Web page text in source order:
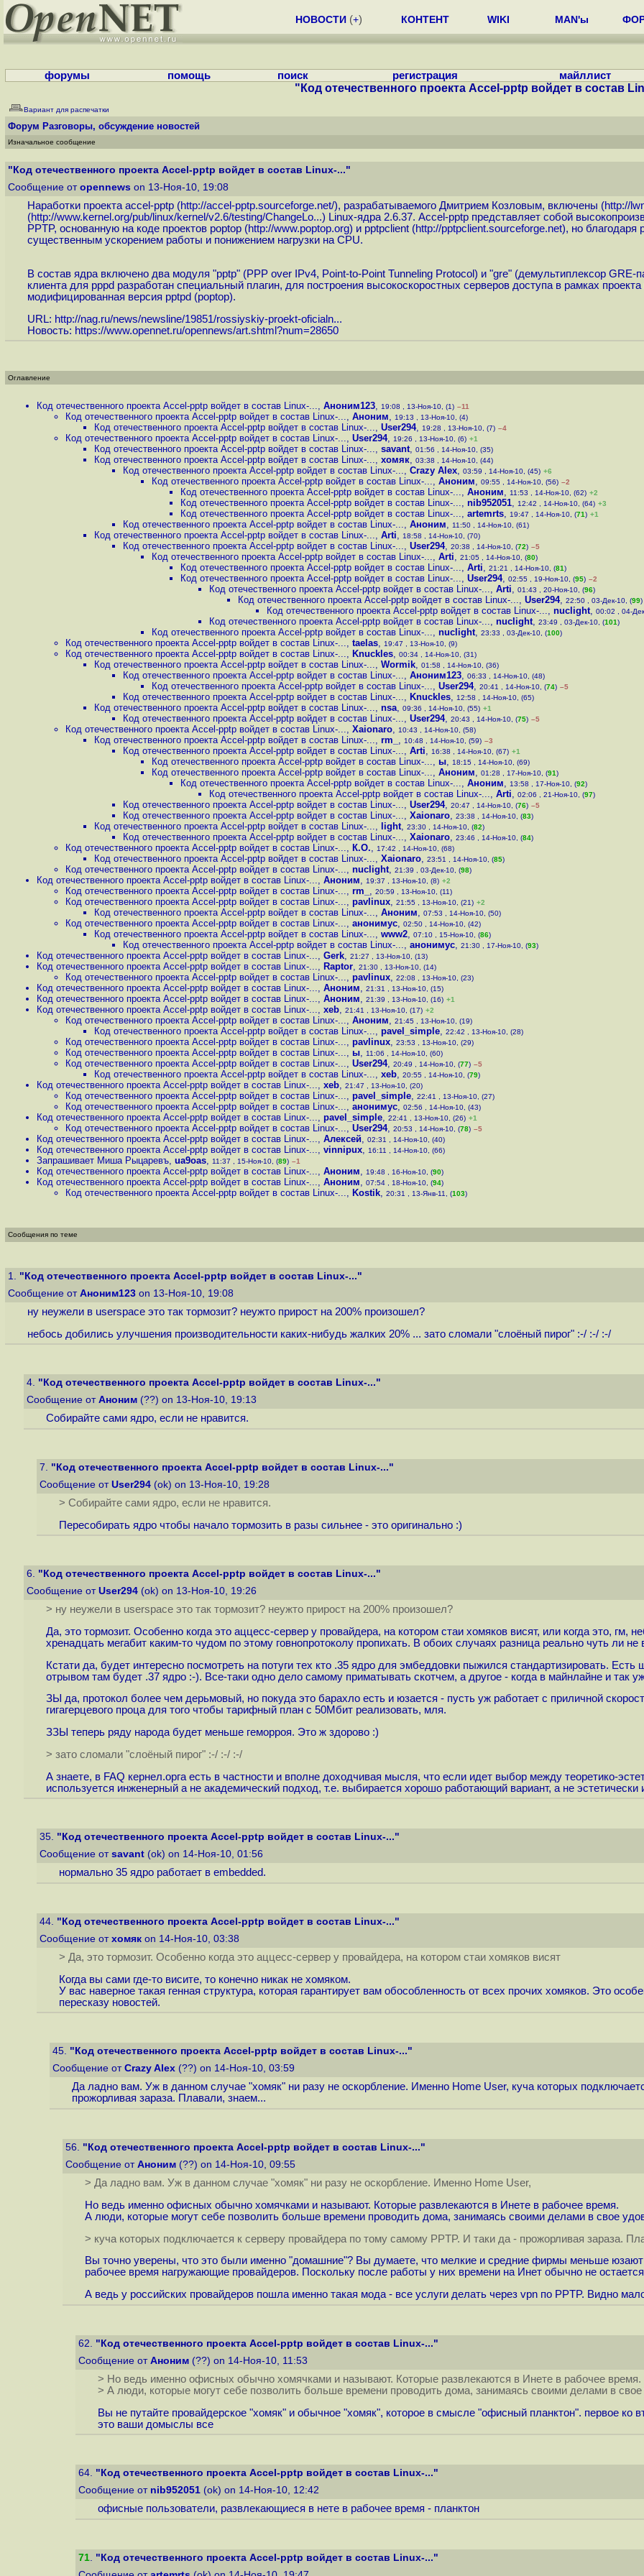
НОВОСТИ (+) КОНТЕНТ WIKI MAN'ы
форумы помощь поиск регистрация майллист
"Код отечественного проекта Accel-pptp войдет в состав
Вариант для распечатки
Форум Разговоры, обсуждение новостей
Изначальное сообщение
"Код отечественного проекта Accel-pptp войдет в состав Linux-..."
Сообщение от opennews on 13-Ноя-10, 19:08
Наработки проекта accel-pptp (http://accel-pptp.sourceforge.net/), разрабатываемого Дмитрием Козловым, включены (http://
(http://www.kernel.org/pub/linux/kernel/v2.6/testing/ChangeLo...) Linux-ядра 2.6.37. Accel-pptp представляет собой
PPTP, основанную на коде проектов poptop (http://www.poptop.org) и pptpclient (http://pptpclient.sourceforge.net), но благодаря
существенным ускорением работы и понижением нагрузки на CPU.
В состав ядра включено два модуля "pptp" (PPP over IPv4, Point-to-Point Tunneling Protocol) и "gre" (демультиплексор
клиента для pppd разработан специальный плагин, для построения высокоскоростных серверов доступа в рамках проекта
модифицированная версия pptpd (poptop).
URL: http://nag.ru/news/newsline/19851/rossiyskiy-proekt-oficialn...
Новость: https://www.opennet.ru/opennews/art.shtml?num=28650
Оглавление
Код отечественного проекта Accel-pptp войдет в состав Linux-..., Аноним123, 19:08 , 13-Ноя-10, (1) –11
Код отечественного проекта Accel-pptp войдет в состав Linux-..., Аноним, 19:13 , 13-Ноя-10, (4)
Код отечественного проекта Accel-pptp войдет в состав Linux-..., User294, 19:28 , 13-Ноя-10, (7) –4
Код отечественного проекта Accel-pptp войдет в состав Linux-..., User294, 19:26 , 13-Ноя-10, (6) +1
Код отечественного проекта Accel-pptp войдет в состав Linux-..., savant, 01:56 , 14-Ноя-10, (35)
Код отечественного проекта Accel-pptp войдет в состав Linux-..., хомяк, 03:38 , 14-Ноя-10, (44)
Код отечественного проекта Accel-pptp войдет в состав Linux-..., Crazy Alex, 03:59 , 14-Ноя-10, (45) +6
Код отечественного проекта Accel-pptp войдет в состав Linux-..., Аноним, 09:55 , 14-Ноя-10, (56) –2
Код отечественного проекта Accel-pptp войдет в состав Linux-..., Аноним, 11:53 , 14-Ноя-10, (62) +2
Код отечественного проекта Accel-pptp войдет в состав Linux-..., nib952051, 12:42 , 14-Ноя-10, (64) +3
Код отечественного проекта Accel-pptp войдет в состав Linux-..., artemrts, 19:47 , 14-Ноя-10, (71) +1
Код отечественного проекта Accel-pptp войдет в состав Linux-..., Аноним, 11:50 , 14-Ноя-10, (61)
Код отечественного проекта Accel-pptp войдет в состав Linux-..., Arti, 18:58 , 14-Ноя-10, (70)
Код отечественного проекта Accel-pptp войдет в состав Linux-..., User294, 20:38 , 14-Ноя-10, (72) –5
Код отечественного проекта Accel-pptp войдет в состав Linux-..., Arti, 21:05 , 14-Ноя-10, (80)
Код отечественного проекта Accel-pptp войдет в состав Linux-..., Arti, 21:21 , 14-Ноя-10, (81)
Код отечественного проекта Accel-pptp войдет в состав Linux-..., User294, 02:55 , 19-Ноя-10, (95) –2
Код отечественного проекта Accel-pptp войдет в состав Linux-..., Arti, 01:43 , 20-Ноя-10, (96)
Код отечественного проекта Accel-pptp войдет в состав Linux-..., User294, 22:50 , 03-Дек-10, (99)
Код отечественного проекта Accel-pptp войдет в состав Linux-..., nuclight, 00:02 , 04-
Код отечественного проекта Accel-pptp войдет в состав Linux-..., nuclight, 23:49 , 03-Дек-10, (101)
Код отечественного проекта Accel-pptp войдет в состав Linux-..., nuclight, 23:33 , 03-Дек-10, (100)
Код отечественного проекта Accel-pptp войдет в состав Linux-..., taelas, 19:47 , 13-Ноя-10, (9)
Код отечественного проекта Accel-pptp войдет в состав Linux-..., Knuckles, 00:34 , 14-Ноя-10, (31)
Код отечественного проекта Accel-pptp войдет в состав Linux-..., Wormik, 01:58 , 14-Ноя-10, (36)
Код отечественного проекта Accel-pptp войдет в состав Linux-..., Аноним123, 06:33 , 14-Ноя-10, (48)
Код отечественного проекта Accel-pptp войдет в состав Linux-..., User294, 20:41 , 14-Ноя-10, (74) –5
Код отечественного проекта Accel-pptp войдет в состав Linux-..., Knuckles, 12:58 , 14-Ноя-10, (65)
Код отечественного проекта Accel-pptp войдет в состав Linux-..., nsa, 09:36 , 14-Ноя-10, (55) +1
Код отечественного проекта Accel-pptp войдет в состав Linux-..., User294, 20:43 , 14-Ноя-10, (75) –5
Код отечественного проекта Accel-pptp войдет в состав Linux-..., Xaionaro, 10:43 , 14-Ноя-10, (58)
Код отечественного проекта Accel-pptp войдет в состав Linux-..., rm_ , 10:48 , 14-Ноя-10, (59) –3
Код отечественного проекта Accel-pptp войдет в состав Linux-..., Arti, 16:38 , 14-Ноя-10, (67) +1
Код отечественного проекта Accel-pptp войдет в состав Linux-..., ы, 18:15 , 14-Ноя-10, (69)
Код отечественного проекта Accel-pptp войдет в состав Linux-..., Аноним, 01:28 , 17-Ноя-10, (91)
Код отечественного проекта Accel-pptp войдет в состав Linux-..., Аноним, 13:58 , 17-Ноя-10, (92)
Код отечественного проекта Accel-pptp войдет в состав Linux-..., Arti, 02:06 , 21-Ноя-10, (97)
Код отечественного проекта Accel-pptp войдет в состав Linux-..., User294, 20:47 , 14-Ноя-10, (76) –5
Код отечественного проекта Accel-pptp войдет в состав Linux-..., Xaionaro, 23:38 , 14-Ноя-10, (83)
Код отечественного проекта Accel-pptp войдет в состав Linux-..., light, 23:30 , 14-Ноя-10, (82)
Код отечественного проекта Accel-pptp войдет в состав Linux-..., Xaionaro, 23:46 , 14-Ноя-10, (84)
Код отечественного проекта Accel-pptp войдет в состав Linux-..., К.О., 17:42 , 14-Ноя-10, (68)
Код отечественного проекта Accel-pptp войдет в состав Linux-..., Xaionaro, 23:51 , 14-Ноя-10, (85)
Код отечественного проекта Accel-pptp войдет в состав Linux-..., nuclight, 21:39 , 03-Дек-10, (98)
Код отечественного проекта Accel-pptp войдет в состав Linux-..., Аноним, 19:37 , 13-Ноя-10, (8) +2
Код отечественного проекта Accel-pptp войдет в состав Linux-..., rm_ , 20:59 , 13-Ноя-10, (11)
Код отечественного проекта Accel-pptp войдет в состав Linux-..., pavlinux, 21:55 , 13-Ноя-10, (21) +2
Код отечественного проекта Accel-pptp войдет в состав Linux-..., Аноним, 07:53 , 14-Ноя-10, (50)
Код отечественного проекта Accel-pptp войдет в состав Linux-..., анонимус, 02:50 , 14-Ноя-10, (42)
Код отечественного проекта Accel-pptp войдет в состав Linux-..., www2, 07:10 , 15-Ноя-10, (86)
Код отечественного проекта Accel-pptp войдет в состав Linux-..., анонимус, 21:30 , 17-Ноя-10, (93)
Код отечественного проекта Accel-pptp войдет в состав Linux-..., Gerk, 21:27 , 13-Ноя-10, (13)
Код отечественного проекта Accel-pptp войдет в состав Linux-..., Raptor, 21:30 , 13-Ноя-10, (14)
Код отечественного проекта Accel-pptp войдет в состав Linux-..., pavlinux, 22:08 , 13-Ноя-10, (23)
Код отечественного проекта Accel-pptp войдет в состав Linux-..., Аноним, 21:31 , 13-Ноя-10, (15)
Код отечественного проекта Accel-pptp войдет в состав Linux-..., Аноним, 21:39 , 13-Ноя-10, (16) +1
Код отечественного проекта Accel-pptp войдет в состав Linux-..., xeb, 21:41 , 13-Ноя-10, (17) +2
Код отечественного проекта Accel-pptp войдет в состав Linux-..., Аноним, 21:45 , 13-Ноя-10, (19)
Код отечественного проекта Accel-pptp войдет в состав Linux-..., pavel_simple, 22:42 , 13-Ноя-10, (28)
Код отечественного проекта Accel-pptp войдет в состав Linux-..., pavlinux, 23:53 , 13-Ноя-10, (29)
Код отечественного проекта Accel-pptp войдет в состав Linux-..., ы, 11:06 , 14-Ноя-10, (60)
Код отечественного проекта Accel-pptp войдет в состав Linux-..., User294, 20:49 , 14-Ноя-10, (77) –5
Код отечественного проекта Accel-pptp войдет в состав Linux-..., xeb, 20:55 , 14-Ноя-10, (79)
Код отечественного проекта Accel-pptp войдет в состав Linux-..., xeb, 21:47 , 13-Ноя-10, (20)
Код отечественного проекта Accel-pptp войдет в состав Linux-..., pavel_simple, 22:41 , 13-Ноя-10, (27)
Код отечественного проекта Accel-pptp войдет в состав Linux-..., анонимус, 02:56 , 14-Ноя-10, (43)
Код отечественного проекта Accel-pptp войдет в состав Linux-..., pavel_simple, 22:41 , 13-Ноя-10, (26) +1
Код отечественного проекта Accel-pptp войдет в состав Linux-..., User294, 20:53 , 14-Ноя-10, (78) –5
Код отечественного проекта Accel-pptp войдет в состав Linux-..., Алексей, 02:31 , 14-Ноя-10, (40)
Код отечественного проекта Accel-pptp войдет в состав Linux-..., vinnipux, 16:11 , 14-Ноя-10, (66)
Запрашивает Миша Рыцаревъ, ua9oas, 11:37 , 15-Ноя-10, (89) –1
Код отечественного проекта Accel-pptp войдет в состав Linux-..., Аноним, 19:48 , 16-Ноя-10, (90)
Код отечественного проекта Accel-pptp войдет в состав Linux-..., Аноним, 07:54 , 18-Ноя-10, (94)
Код отечественного проекта Accel-pptp войдет в состав Linux-..., Kostik, 20:31 , 13-Янв-11, (103)
Сообщения по теме
1. "Код отечественного проекта Accel-pptp войдет в состав Linux-..."
Сообщение от Аноним123 on 13-Ноя-10, 19:08
ну неужели в userspace это так тормозит? неужто прирост на 200% произошел?
небось добились улучшения производительности каких-нибудь жалких 20% ... зато сломали "слоёный пирог" :-/ :-/ :-/
4. "Код отечественного проекта Accel-pptp войдет в состав Linux-..."
Сообщение от Аноним (??) on 13-Ноя-10, 19:13
Собирайте сами ядро, если не нравится.
7. "Код отечественного проекта Accel-pptp войдет в состав Linux-..."
Сообщение от User294 (ok) on 13-Ноя-10, 19:28
> Собирайте сами ядро, если не нравится.
Пересобирать ядро чтобы начало тормозить в разы сильнее - это оригинально :)
6. "Код отечественного проекта Accel-pptp войдет в состав Linux-..."
Сообщение от User294 (ok) on 13-Ноя-10, 19:26
> ну неужели в userspace это так тормозит? неужто прирост на 200% произошел?
Да, это тормозит. Особенно когда это аццесс-сервер у провайдера, на котором стаи хомяков висят, или когда это, гм,
хренадцать мегабит каким-то чудом по этому говнопротоколу пропихать. В обоих случаях разница реально чуть ли
Кстати да, будет интересно посмотреть на потуги тех кто .35 ядро для эмбеддовки пыжился стандартизировать.
отрывом там будет .37 ядро :-). Все-таки одно дело самому приматывать скотчем, а другое - когда в майнлайне и так
ЗЫ да, протокол более чем дерьмовый, но покуда это барахло есть и юзается - пусть уж работает с приличной
гигагерцевого проца для того чтобы тарифный план с 50Мбит реализовать, мля.
ЗЗЫ теперь ряду народа будет меньше геморроя. Это ж здорово :)
> зато сломали "слоёный пирог" :-/ :-/ :-/
А знаете, в FAQ кернел.орга есть в частности и вполне доходчивая мысля, что если идет выбор между теоретико-
используется инженерный а не академический подход, т.е. выбирается хорошо работающий вариант, а не
35. "Код отечественного проекта Accel-pptp войдет в состав Linux-..."
Сообщение от savant (ok) on 14-Ноя-10, 01:56
нормально 35 ядро работает в embedded.
44. "Код отечественного проекта Accel-pptp войдет в состав Linux-..."
Сообщение от хомяк on 14-Ноя-10, 03:38
> Да, это тормозит. Особенно когда это аццесс-сервер у провайдера, на котором стаи хомяков висят
Когда вы сами где-то висите, то конечно никак не хомяком.
У вас наверное такая генная структура, которая гарантирует вам обособленность от всех прочих хомяков. Это
пересказу новостей.
45. "Код отечественного проекта Accel-pptp войдет в состав Linux-..."
Сообщение от Crazy Alex (??) on 14-Ноя-10, 03:59
Да ладно вам. Уж в данном случае "хомяк" ни разу не оскорбление. Именно Home User, куча которых
прожорливая зараза. Плавали, знаем...
56. "Код отечественного проекта Accel-pptp войдет в состав Linux-..."
Сообщение от Аноним (??) on 14-Ноя-10, 09:55
> Да ладно вам. Уж в данном случае "хомяк" ни разу не оскорбление. Именно Home User,
Но ведь именно офисных обычно хомячками и называют. Которые развлекаются в Инете в рабочее время.
А люди, которые могут себе позволить больше времени проводить дома, занимаясь своими делами в свое
> куча которых подключается к серверу провайдера по тому самому PPTP. И таки да - прожорливая зараза.
Вы точно уверены, что это были именно "домашние"? Вы думаете, что мелкие и средние фирмы меньше
рабочее время нагружающие провайдеров. Поскольку после работы у них времени на Инет обычно не
А ведь у российских провайдеров пошла именно такая мода - все услуги делать через vpn по PPTP. Видно
62. "Код отечественного проекта Accel-pptp войдет в состав Linux-..."
Сообщение от Аноним (??) on 14-Ноя-10, 11:53
> Но ведь именно офисных обычно хомячками и называют. Которые развлекаются в Инете в рабочее время.
> А люди, которые могут себе позволить больше времени проводить дома, занимаясь своими делами в
Вы не путайте провайдерское "хомяк" и обычное "хомяк", которое в смысле "офисный планктон". первое ко
это ваши домыслы все
64. "Код отечественного проекта Accel-pptp войдет в состав Linux-..."
Сообщение от nib952051 (ok) on 14-Ноя-10, 12:42
офисные пользователи, развлекающиеся в нете в рабочее время - планктон
71. "Код отечественного проекта Accel-pptp войдет в состав Linux-..."